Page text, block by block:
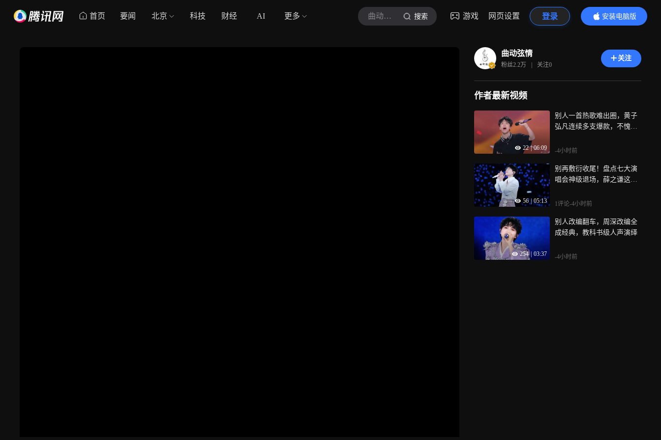
首页 要闻 北京 科技 财经 AI 更多 曲动弦情 搜索 游戏 网页设置 登录
安装电脑版
内容更精彩
曲动弦情
粉丝2.2万 | 关注0
关注
作者最新视频
22 | 06:09
别人一首热歌难出圈，黄子
弘凡连续多支爆款，不愧全
-4小时前
56 | 05:13
别再敷衍收尾！盘点七大演
唱会神级退场，薛之谦这一
1评论-4小时前
254 03:37
别人改编翻车，周深改编全
成经典，教科书级人声演绎
-4小时前